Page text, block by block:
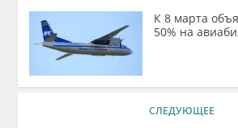
К 8 марта
50% на
СЛЕДУЮЩЕЕ